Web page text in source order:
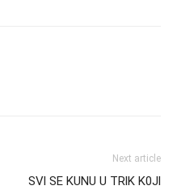
Next article
SVl SE KUNU U TRlK K0Jl